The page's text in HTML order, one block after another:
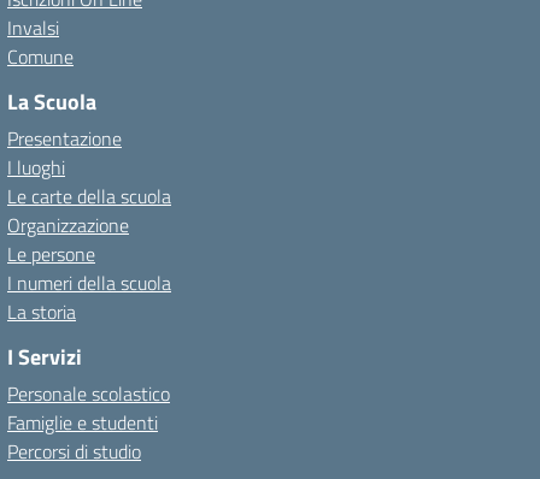
Invalsi
Comune
La Scuola
Presentazione
I luoghi
Le carte della scuola
Organizzazione
Le persone
I numeri della scuola
La storia
I Servizi
Personale scolastico
Famiglie e studenti
Percorsi di studio